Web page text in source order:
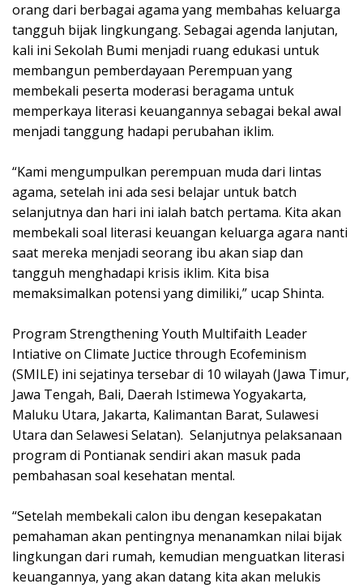
orang dari berbagai agama yang membahas keluarga
tangguh bijak lingkungang. Sebagai agenda lanjutan,
kali ini Sekolah Bumi menjadi ruang edukasi untuk
membangun pemberdayaan Perempuan yang
membekali peserta moderasi beragama untuk
memperkaya literasi keuangannya sebagai bekal awal
menjadi tanggung hadapi perubahan iklim.
“Kami mengumpulkan perempuan muda dari lintas
agama, setelah ini ada sesi belajar untuk batch
selanjutnya dan hari ini ialah batch pertama. Kita akan
membekali soal literasi keuangan keluarga agara nanti
saat mereka menjadi seorang ibu akan siap dan
tangguh menghadapi krisis iklim. Kita bisa
memaksimalkan potensi yang dimiliki,” ucap Shinta.
Program Strengthening Youth Multifaith Leader
Intiative on Climate Juctice through Ecofeminism
(SMILE) ini sejatinya tersebar di 10 wilayah (Jawa Timur,
Jawa Tengah, Bali, Daerah Istimewa Yogyakarta,
Maluku Utara, Jakarta, Kalimantan Barat, Sulawesi
Utara dan Selawesi Selatan). Selanjutnya pelaksanaan
program di Pontianak sendiri akan masuk pada
pembahasan soal kesehatan mental.
“Setelah membekali calon ibu dengan kesepakatan
pemahaman akan pentingnya menanamkan nilai bijak
lingkungan dari rumah, kemudian menguatkan literasi
keuangannya, yang akan datang kita akan melukis